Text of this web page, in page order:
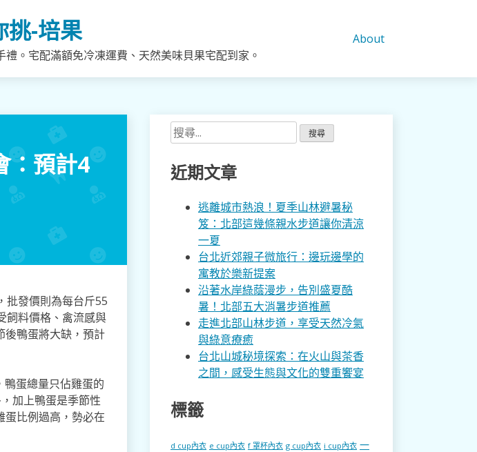
挑-培果
。宅配滿額免冷凍運費、天然美味貝果宅配到家。
About
：預計4
批發價則為每台斤55
飼料價格、禽流感與
後鴨蛋將大缺，預計
蛋總量只佔雞蛋的
加上鴨蛋是季節性
蛋比例過高，勢必在
搜
尋
關
鍵
近期文章
逃離城市熱浪！夏季山林避暑秘
笈：北部這幾條親水步道讓你清涼
一夏
台北近郊親子微旅行：邊玩邊學的
寓教於樂新提案
沿著水岸綠蔭漫步，告別盛夏酷
暑！北部五大消暑步道推薦
走進北部山林步道，享受天然冷氣
與綠意療癒
台北山城秘境探索：在火山與茶香
之間，感受生態與文化的雙重饗宴
標籤
d cup內衣 e cup內衣 f 罩杯內衣 g cup內衣 i cup內衣 一